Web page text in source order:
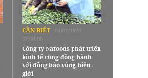
CẦN BIẾT
01/01/1970
07:00:00
Công ty Nafoods phát triển
kinh tế cùng đồng hành
với đồng bào vùng biên
giới